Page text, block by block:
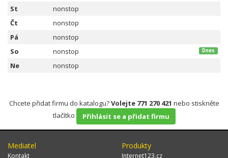
St
nonstop
Čt
nonstop
Pá
nonstop
So
nonstop Dnes
Ne nonstop
Chcete přidat firmu do katalogu?Volejte 771 270 421 nebo stiskněte
tlačítko
Přihlásit se a přidat firmu
Mediatel
Kontakt
Produkty
Internet123.cz